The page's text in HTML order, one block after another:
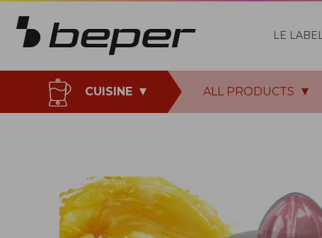
LE
CUISINE ALL PRODUCTS